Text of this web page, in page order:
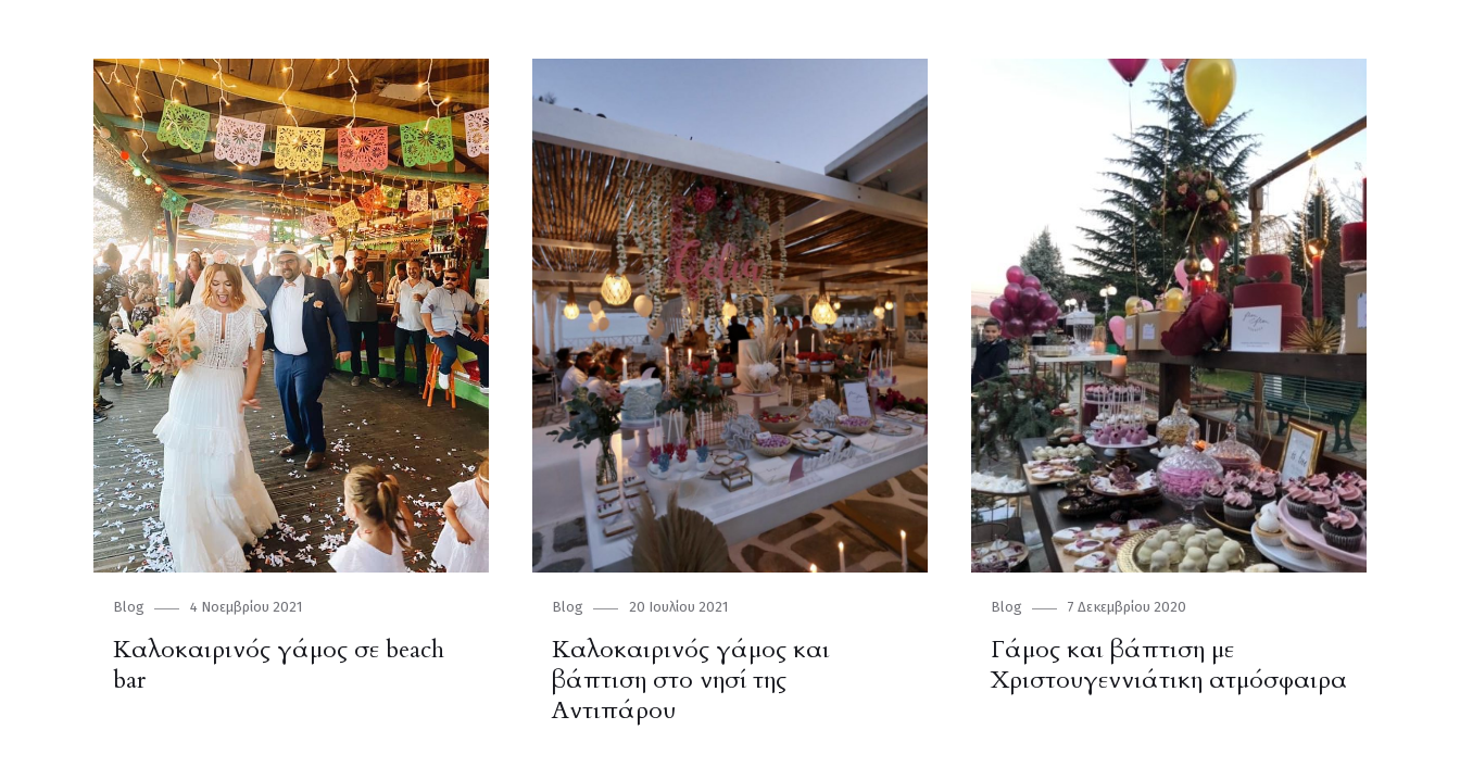
Category
Blog
Posted
4 Νοεμβρίου 2021
Καλοκαιρινός γάμος σε beach
bar
Category
Blog
Posted
20 Ιουλίου 2021
Καλοκαιρινός γάμος και
βάπτιση στο νησί της
Αντιπάρου
Category
Blog
Posted
7 Δεκεμβρίου 2020
Γάμος και βάπτιση με
Χριστουγεννιάτικη ατμόσφαιρα